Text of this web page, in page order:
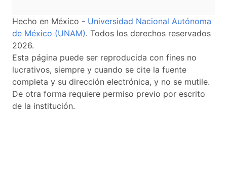
Hecho en México - Universidad Nacional Autónoma
de México (UNAM). Todos los derechos reservados
2026.
Esta página puede ser reproducida con fines no
lucrativos, siempre y cuando se cite la fuente
completa y su dirección electrónica, y no se mutile.
De otra forma requiere permiso previo por escrito
de la institución.